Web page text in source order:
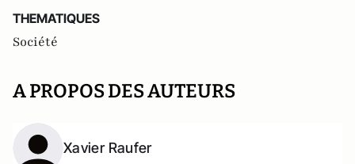
THEMATIQUES
Société
A PROPOS DES AUTEURS
Xavier Raufer